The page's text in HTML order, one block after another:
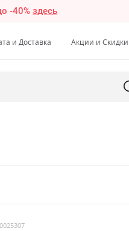
-40%здесь
и Доставка Акции и Скидки